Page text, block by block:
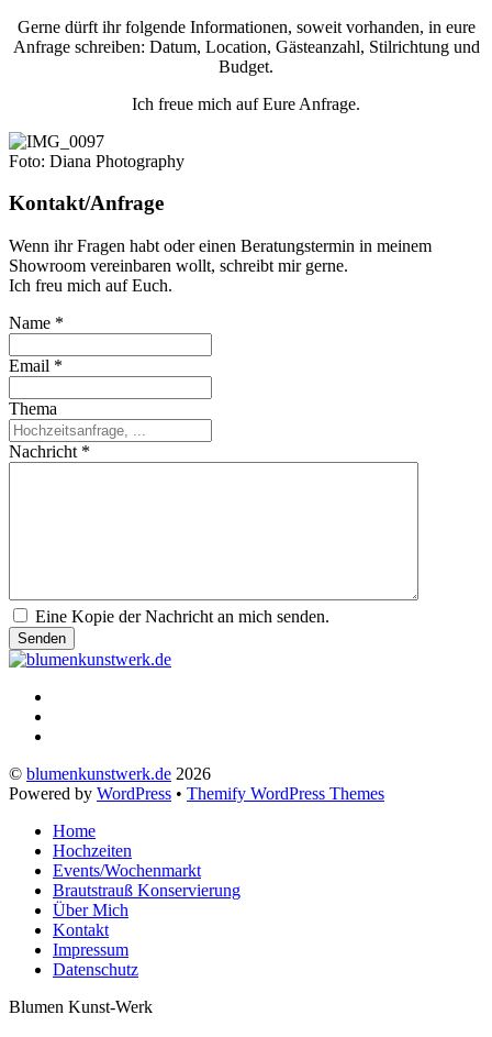
Gerne dürft ihr folgende Informationen, soweit vorhanden, in eure
Anfrage schreiben: Datum, Location, Gästeanzahl, Stilrichtung und
Budget.
Ich freue mich auf Eure Anfrage.
Foto: Diana Photography
Kontakt/Anfrage
Wenn ihr Fragen habt oder einen Beratungstermin in meinem
Showroom vereinbaren wollt, schreibt mir gerne.
Ich freu mich auf Euch.
Name *
Email *
Thema
Nachricht *
Eine Kopie der Nachricht an mich senden.
Senden
© blumenkunstwerk.de 2026
Powered by WordPress • Themify WordPress Themes
Home
Hochzeiten
Events/Wochenmarkt
Brautstrauß Konservierung
Über Mich
Kontakt
Impressum
Datenschutz
Blumen Kunst-Werk